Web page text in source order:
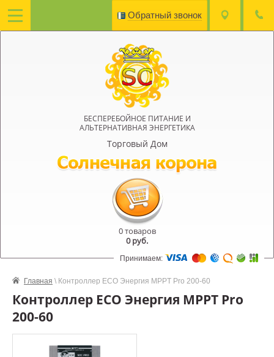
БЕСПЕРЕБОЙНОЕ ПИТАНИЕ И
АЛЬТЕРНАТИВНАЯ ЭНЕРГЕТИКА
Торговый Дом
Обратный звонок
0 товаров
0руб.
Принимаем:
Главная \ Контроллер ECO Энергия MPPT Pro 200-60
Контроллер ECO Энергия MPPT Pro
200-60